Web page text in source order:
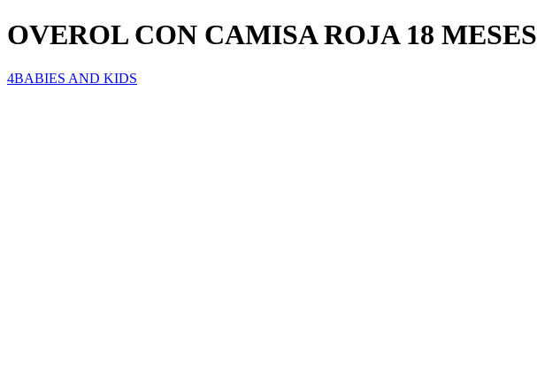
OVEROL CON CAMISA ROJA 18 MESES
4BABIES AND KIDS